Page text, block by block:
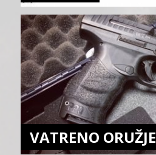
VATRENO ORUŽJE